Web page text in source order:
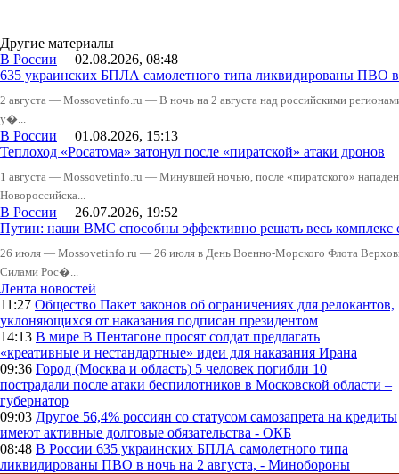
Другие материалы
В России 02.08.2026, 08:48
635 украинских БПЛА самолетного типа ликвидированы ПВО
2 августа — Mossovetinfo.ru — В ночь на 2 августа над российскими
у�...
В России 01.08.2026, 15:13
Теплоход «Росатома» затонул после «пиратской» атаки дронов
1 августа — Mossovetinfo.ru — Минувшей ночью, после «пиратского»
Новороссийска...
В России 26.07.2026, 19:52
Путин: наши ВМС способны эффективно решать весь комплекс
26 июля — Mossovetinfo.ru — 26 июля в День Военно-Морского Флота
Силами Рос�...
Лента новостей
11:27 Общество Пакет законов об ограничениях для релокантов,
уклоняющихся от наказания подписан президентом
14:13 В мире В Пентагоне просят солдат предлагать
«креативные и нестандартные» идеи для наказания Ирана
09:36 Город (Москва и область) 5 человек погибли 10
пострадали после атаки беспилотников в Московской области –
губернатор
09:03 Другое 56,4% россиян со статусом самозапрета на кредиты
имеют активные долговые обязательства - ОКБ
08:48 В России 635 украинских БПЛА самолетного типа
ликвидированы ПВО в ночь на 2 августа, - Минобороны